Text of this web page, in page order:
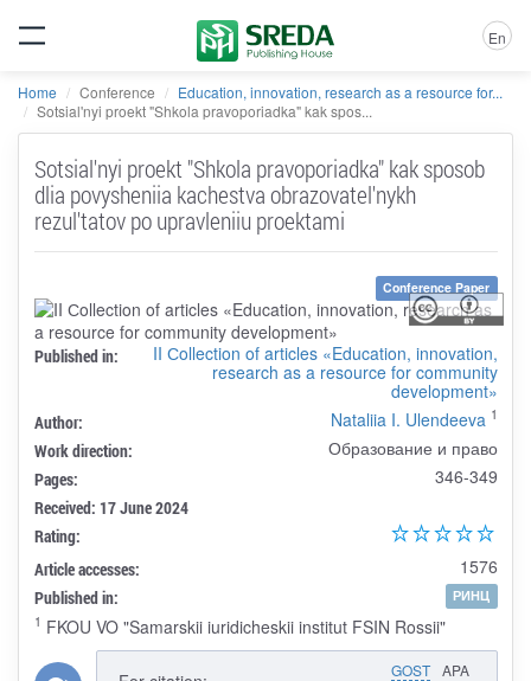
En
Home Conference
Education, innovation, research as a resource for...
Sotsial'nyi proekt "Shkola pravoporiadka" kak spos...
Sotsial'nyi proekt "Shkola pravoporiadka" kak sposob
dlia povysheniia kachestva obrazovatel'nykh
rezul'tatov po upravleniiu proektami
Conference Paper
Published in:
II Сollection of articles «Education, innovation,
research as a resource for community
development»
Author: Nataliia I. Ulendeeva 1
Work direction: Образование и право
Pages: 346-349
Received: 17 June 2024
Rating:
Article accesses:
1576
Published in:
РИНЦ
1 FKOU VO "Samarskii iuridicheskii institut FSIN Rossii"
GOST APA